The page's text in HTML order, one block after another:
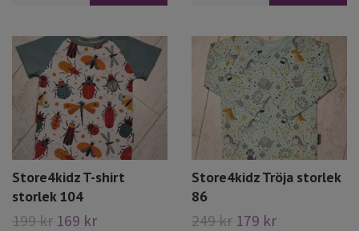
Store4kidz T-shirt
storlek 104
199 kr 169 kr
Store4kidz Tröja storlek
86
249 kr 179 kr